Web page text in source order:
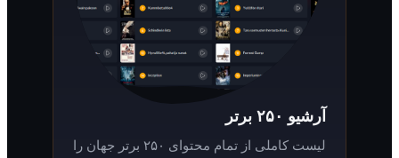
لیست کاملی از تمام محتوای ۲۵۰ برتر جهان را